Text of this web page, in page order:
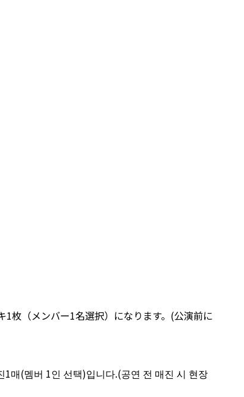
枚（メンバー1名選択）になります。(公演前に
매(멤버 1인 선택)입니다.(공연 전 매진 시 현장